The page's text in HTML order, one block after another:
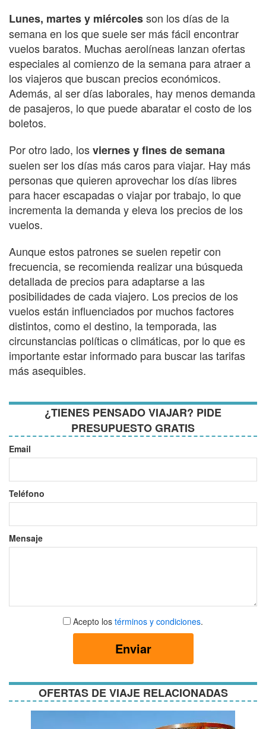
Lunes, martes y miércolesson los días de la
semana en los que suele ser más fácil encontrar
vuelos baratos. Muchas aerolíneas lanzan ofertas
especiales al comienzo de la semana para atraer a
los viajeros que buscan precios económicos.
Además, al ser días laborales, hay menos demanda
de pasajeros, lo que puede abaratar el costo de los
boletos.
Por otro lado, losviernes y fines de semana
suelen ser los días más caros para viajar. Hay más
personas que quieren aprovechar los días libres
para hacer escapadas o viajar por trabajo, lo que
incrementa la demanda y eleva los precios de los
vuelos.
Aunque estos patrones se suelen repetir con
frecuencia, se recomienda realizar una búsqueda
detallada de precios para adaptarse a las
posibilidades de cada viajero. Los precios de los
vuelos están influenciados por muchos factores
distintos, como el destino, la temporada, las
circunstancias políticas o climáticas, por lo que es
importante estar informado para buscar las tarifas
más asequibles.
¿TIENES PENSADO VIAJAR? PIDE
PRESUPUESTO GRATIS
Email
Teléfono
Mensaje
Aceptar
términos
Acepto los términos y condiciones.
Enviar
OFERTAS DE VIAJE RELACIONADAS